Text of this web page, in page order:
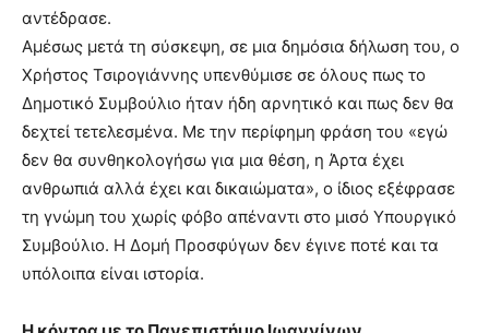
αντέδρασε.
Αμέσως μετά τη σύσκεψη, σε μια δημόσια δήλωση του, ο
Χρήστος Τσιρογιάννης υπενθύμισε σε όλους πως το
Δημοτικό Συμβούλιο ήταν ήδη αρνητικό και πως δεν θα
δεχτεί τετελεσμένα. Με την περίφημη φράση του «εγώ
δεν θα συνθηκολογήσω για μια θέση, η Άρτα έχει
ανθρωπιά αλλά έχει και δικαιώματα», ο ίδιος εξέφρασε
τη γνώμη του χωρίς φόβο απέναντι στο μισό Υπουργικό
Συμβούλιο. Η Δομή Προσφύγων δεν έγινε ποτέ και τα
υπόλοιπα είναι ιστορία.